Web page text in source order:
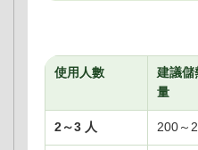
使用人數
建議儲
量
2～3 人 200～